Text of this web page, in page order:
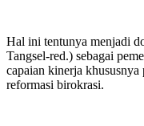
Hal ini tentunya menjadi
Tangsel-red.) sebagai
capaian kinerja khususnya
reformasi birokrasi.